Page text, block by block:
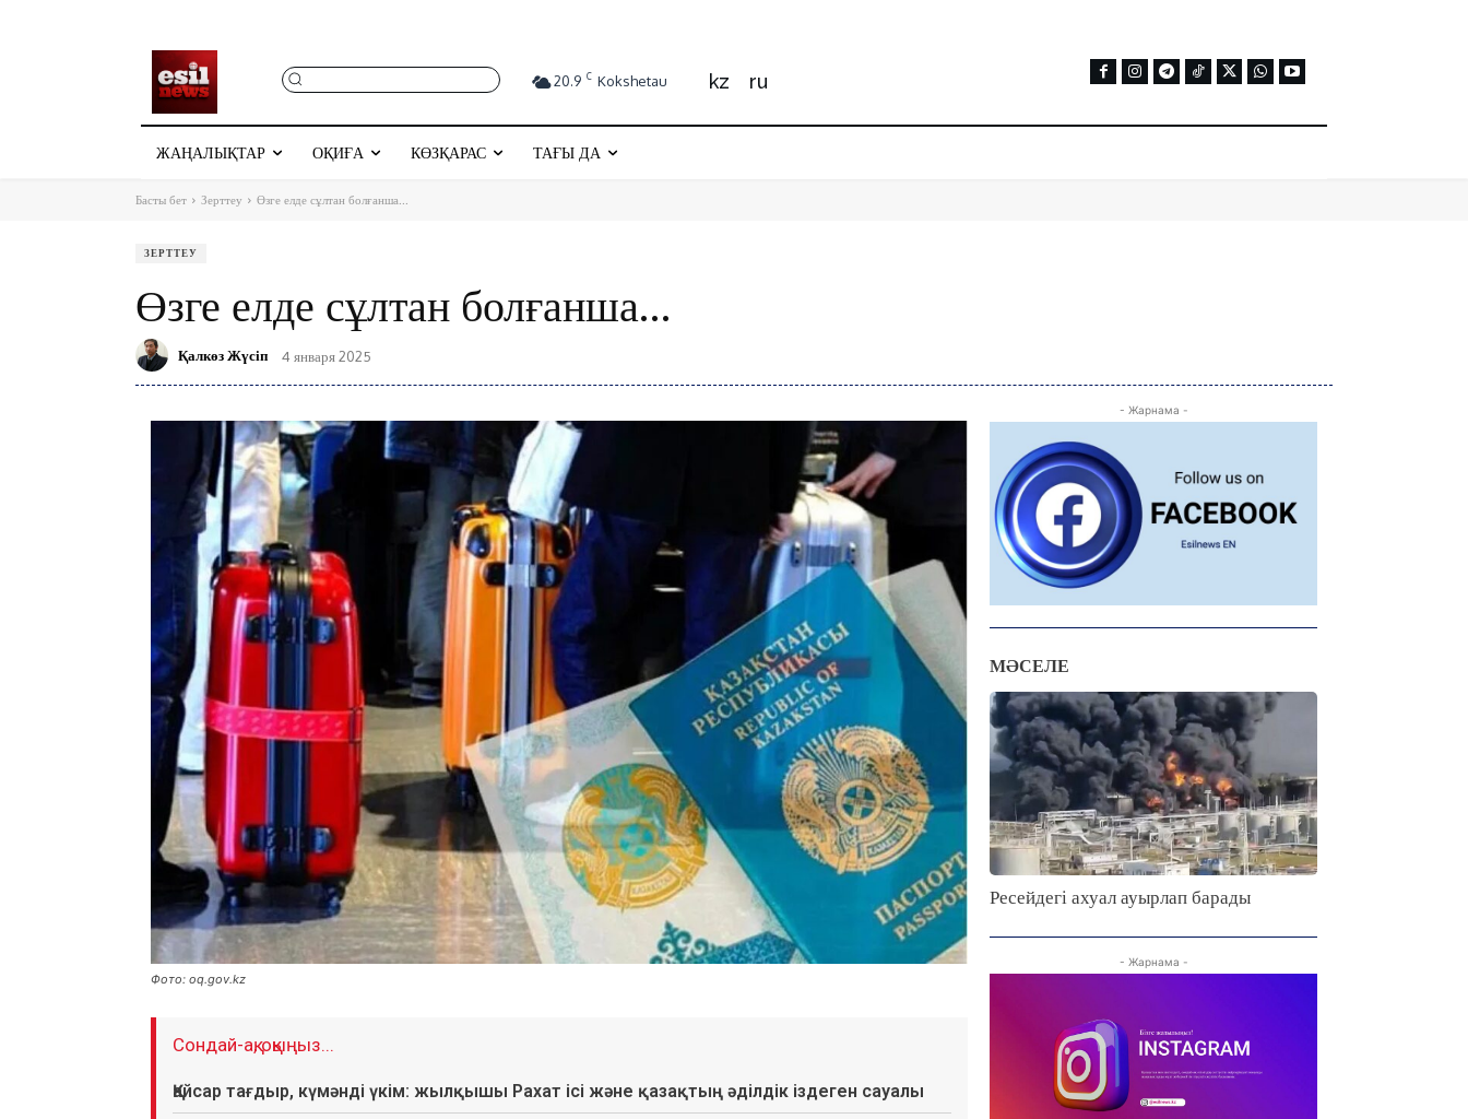
20.9 C Kokshetau kz ru
ЖАҢАЛЫҚТАР ОҚИҒА КӨЗҚАРАС ТАҒЫ ДА
Басты бет Зерттеу Өзге елде сұлтан болғанша...
ЗЕРТТЕУ
Өзге елде сұлтан болғанша…
Қалкөз Жүсіп 4 января 2025
Фото: oq.gov.kz
Сондай-ақ, оқыңыз...
Қайсар тағдыр, күмәнді үкім: жылқышы Рахат ісі және қазақтың әділдік іздеген сауалы
- Жарнама -
МӘСЕЛЕ
Ресейдегі ахуал ауырлап барады
- Жарнама -